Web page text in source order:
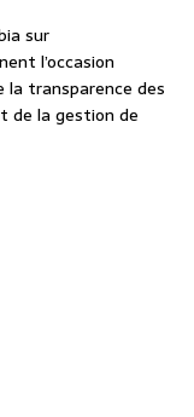
sur
l’occasion
la transparence des
de la gestion de